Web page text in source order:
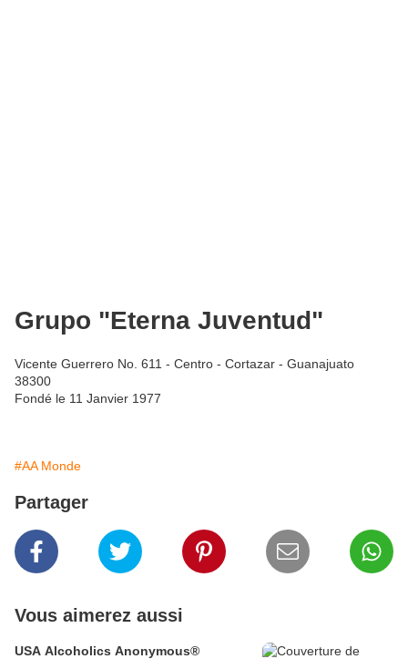
Grupo "Eterna Juventud"
Vicente Guerrero No. 611 - Centro - Cortazar - Guanajuato
38300
Fondé le 11 Janvier 1977
#AA Monde
Partager
Vous aimerez aussi
USA Alcoholics Anonymous®